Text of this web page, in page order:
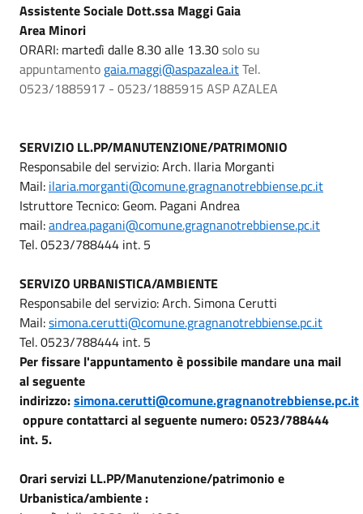
Assistente Sociale Dott.ssa Maggi Gaia
Area Minori
ORARI: martedì dalle 8.30 alle 13.30solo su
appuntamento gaia.maggi@aspazalea.itTel.
0523/1885917 - 0523/1885915 ASP AZALEA
SERVIZIO LL.PP/MANUTENZIONE/PATRIMONIO
Responsabile del servizio: Arch. Ilaria Morganti
Mail: ilaria.morganti@comune.gragnanotrebbiense.pc.it
Istruttore Tecnico: Geom. Pagani Andrea
mail:andrea.pagani@comune.gragnanotrebbiense.pc.it
Tel. 0523/788444 int. 5
SERVIZO URBANISTICA/AMBIENTE
Responsabile del servizio: Arch. Simona Cerutti
Mail:simona.cerutti@comune.gragnanotrebbiense.pc.it
Tel. 0523/788444 int. 5
Per fissare l'appuntamento è possibile mandare una mail
al seguente
indirizzo:simona.cerutti@comune.gragnanotrebbiense.pc.it
oppure contattarci al seguente numero: 0523/788444
int. 5.
Orari servizi LL.PP/Manutenzione/patrimonio e
Urbanistica/ambiente :